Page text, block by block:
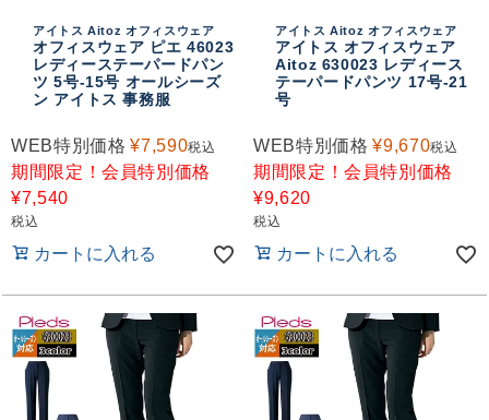
アイトス Aitoz オフィスウェア
オフィスウェア ピエ 46023
レディーステーパードパン
ツ 5号-15号 オールシーズ
ン アイトス 事務服
WEB特別価格 ¥7,590税込
期間限定！会員特別価格
¥7,540
税込
カートに入れる
アイトス Aitoz オフィスウェア
アイトス オフィスウェア
Aitoz 630023 レディース
テーパードパンツ 17号-21
号
WEB特別価格 ¥9,670税込
期間限定！会員特別価格
¥9,620
税込
カートに入れる